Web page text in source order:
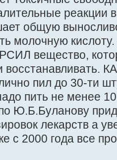
реакции
общую
молочную кислоту.
вещество,
восстанавливать.
пил до 30-ти
пить не менее
Ю.Б.Буланову
лекарств а
с 2000 года все